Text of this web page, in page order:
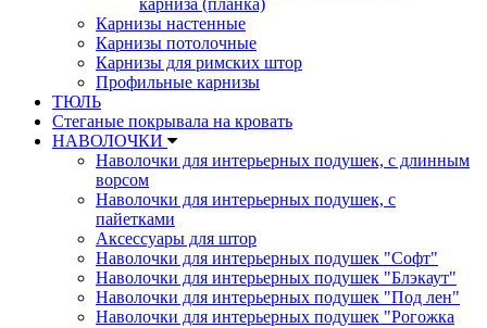
карниза (планка)
Карнизы настенные
Карнизы потолочные
Карнизы для римских штор
Профильные карнизы
ТЮЛЬ
Стеганые покрывала на кровать
НАВОЛОЧКИ
Наволочки для интерьерных подушек, с длинным
ворсом
Наволочки для интерьерных подушек, с
пайетками
Аксессуары для штор
Наволочки для интерьерных подушек "Софт"
Наволочки для интерьерных подушек "Блэкаут"
Наволочки для интерьерных подушек "Под лен"
Наволочки для интерьерных подушек "Рогожка